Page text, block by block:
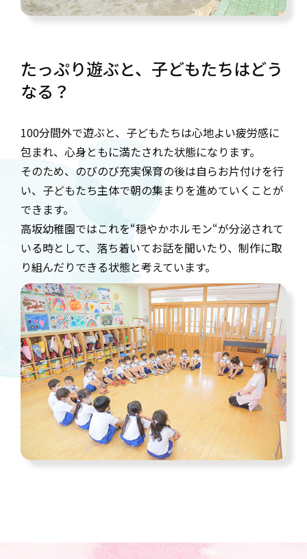
たっぷり遊ぶと、子どもたちはどう
なる？
100分間外で遊ぶと、子どもたちは心地よい疲労感に
包まれ、心身ともに満たされた状態になります。
そのため、のびのび充実保育の後は自らお片付けを行
い、子どもたち主体で朝の集まりを進めていくことが
できます。
高坂幼稚園ではこれを“穏やかホルモン“が分泌されて
いる時として、落ち着いてお話を聞いたり、制作に取
り組んだりできる状態と考えています。